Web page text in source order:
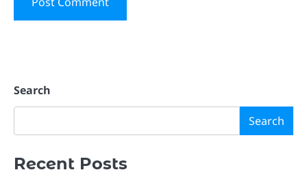
Search
Search
Recent Posts